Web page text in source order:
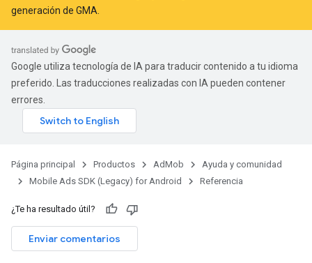
generación de GMA
Google utiliza tecnología de IA para traducir contenido a tu idioma
preferido. Las traducciones realizadas con IA pueden contener
errores.
Página principal Productos AdMob
Ayuda y comunidad
Mobile Ads SDK (Legacy) for Android
Referencia
¿Te ha resultado útil?
Enviar comentarios